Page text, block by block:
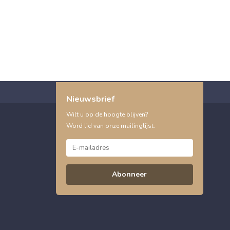
Nieuwsbrief
Wilt u op de hoogte blijven?
Word lid van onze mailinglijst:
Abonneer